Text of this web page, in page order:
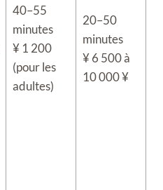
40–55
minutes
¥ 1 200
(pour les
adultes)
20–50
minutes
¥ 6 500 à
10 000 ¥